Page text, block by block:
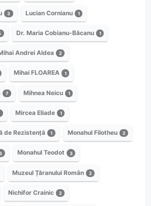
3 Lucian Cornianu 1
Dr. Maria Cobianu-Băcanu 1
Andrei Aldea 2
Mihai FLOAREA 1
7 Mihnea Neicu 1
Mircea Eliade 1
de Rezistență 1 Monahul Filotheu 2
Monahul Teodot 3
Muzeul Țăranului Român 2
Nichifor Crainic 2